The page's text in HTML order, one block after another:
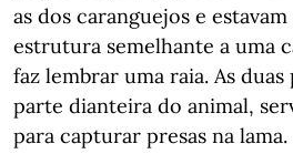
as dos caranguejos e
estrutura semelhante a uma
faz lembrar uma raia. As
parte dianteira do animal,
para capturar presas na lama.